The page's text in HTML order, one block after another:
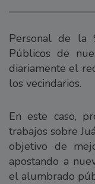
Personal de la
Públicos de
diariamente el
los vecindarios.
En este caso,
trabajos sobre
objetivo de
apostando a
el alumbrado